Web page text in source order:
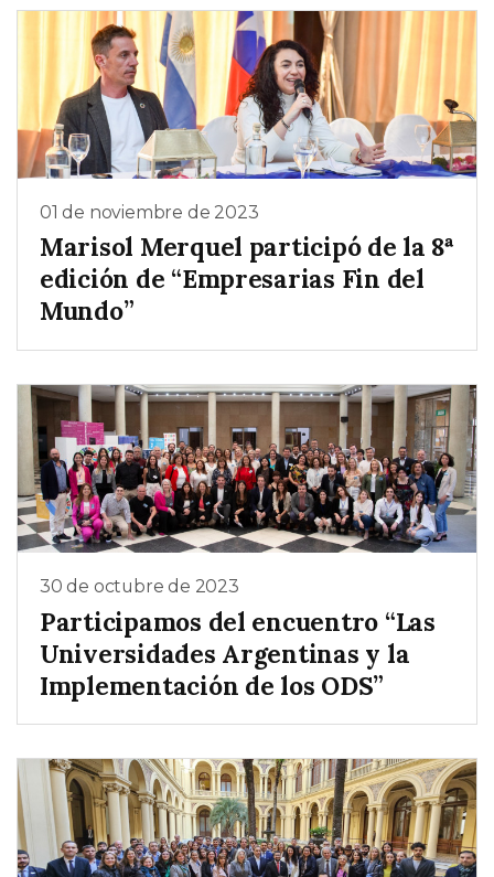
01 de noviembre de 2023
Marisol Merquel participó de la 8ª
edición de “Empresarias Fin del
Mundo”
30 de octubre de 2023
Participamos del encuentro “Las
Universidades Argentinas y la
Implementación de los ODS”